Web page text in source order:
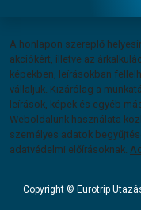
Felelősség
A honlapon szereplő
akciókért, illetve az
képekben, leírásokban
vállaljuk. Kizárólag a
leírások, képek és egyéb
Weboldalunk használata
személyes adatok
adatvédelmi előírásoknak.
Copyright
Copyright © Eurotrip